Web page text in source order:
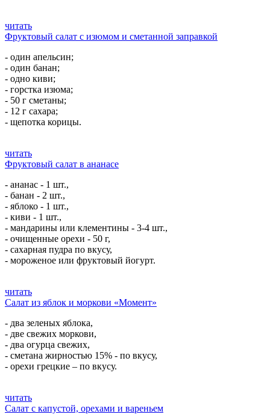
читать
Фруктовый салат с изюмом и сметанной заправкой
- один апельсин;
- один банан;
- одно киви;
- горстка изюма;
- 50 г сметаны;
- 12 г сахара;
- щепотка корицы.
читать
Фруктовый салат в ананасе
- ананас - 1 шт.,
- банан - 2 шт.,
- яблоко - 1 шт.,
- киви - 1 шт.,
- мандарины или клементины - 3-4 шт.,
- очищенные орехи - 50 г,
- сахарная пудра по вкусу,
- мороженое или фруктовый йогурт.
читать
Салат из яблок и моркови «Момент»
- два зеленых яблока,
- две свежих моркови,
- два огурца свежих,
- сметана жирностью 15% - по вкусу,
- орехи грецкие – по вкусу.
читать
Салат с капустой, орехами и вареньем